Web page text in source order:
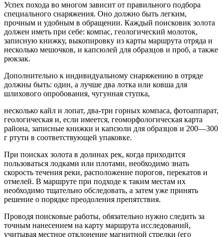
Успех похода во многом зависит от правильного подбора
специального снаряжения. Оно должно быть легким,
прочным и удобным в обращении. Каждый поисковик золота
должен иметь при себе: компас, геологический молоток,
записную книжку, выкопировку из карты маршрута отряда и
несколько мешочков, и капсюлей для образцов и проб, а также
рюкзак.
Дополнительно к индивидуальному снаряжению в отряде
должны быть: один, а лучше два лотка или ковша для
шлихового опробования, чугунная ступка,
несколько кайл и лопат, два-три горных компаса, фотоаппарат,
геологическая и, если имеется, геоморфологическая карта
района, записные книжки и капсюли для образцов и 200—300
г ртути в соответствующей упаковке.
При поисках золота в долинах рек, когда приходится
пользоваться лодками или плотами, необходимо знать
скорость течения реки, расположение порогов, перекатов и
отмелей. В маршруте при подходе к таким местам их
необходимо тщательно обследовать, а затем уже принять
решение о порядке преодоления препятствия.
Проводя поисковые работы, обязательно нужно следить за
точным нанесением на карту маршрута исследований,
учитывая местное отклонение магнитной стрелки (его